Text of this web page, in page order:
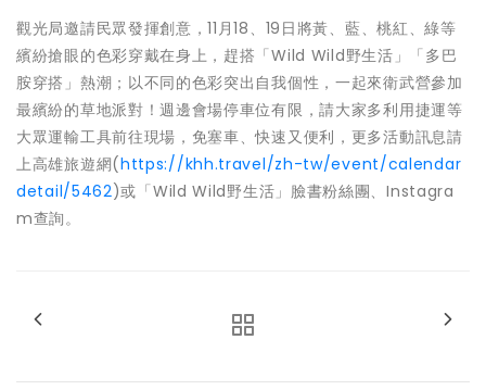
觀光局邀請民眾發揮創意，11月18、19日將黃、藍、桃紅、綠等
繽紛搶眼的色彩穿戴在身上，趕搭「Wild Wild野生活」「多巴
胺穿搭」熱潮；以不同的色彩突出自我個性，一起來衛武營參加
最繽紛的草地派對！週邊會場停車位有限，請大家多利用捷運等
大眾運輸工具前往現場，免塞車、快速又便利，更多活動訊息請
上高雄旅遊網(https://khh.travel/zh-tw/event/calendar
detail/5462)或「Wild Wild野生活」臉書粉絲團、Instagra
m查詢。